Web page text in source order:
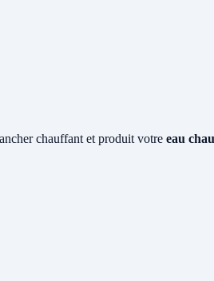
chauffant et produit votre eau